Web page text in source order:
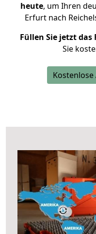
heute, um Ihren
Erfurt nach
Füllen Sie jetzt
Sie